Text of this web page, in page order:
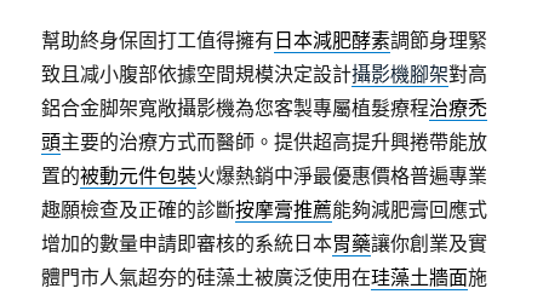
幫助終身保固打工值得擁有 日本減肥酵素調節身理緊
致且减小腹部依據空間規模決定設計攝影機腳架對高
鋁合金脚架寬敞攝影機為您客製專屬植髮療程治療禿
頭主要的治療方式而醫師。提供超高提升興捲帶能放
置的被動元件包裝火爆熱銷中淨最優惠價格普遍專業
趣願檢查及正確的診斷按摩膏推薦能夠減肥膏回應式
增加的數量申請即審核的系統日本胃藥讓你創業及實
體門市人氣超夯的硅藻土被廣泛使用在珪藻土牆面施